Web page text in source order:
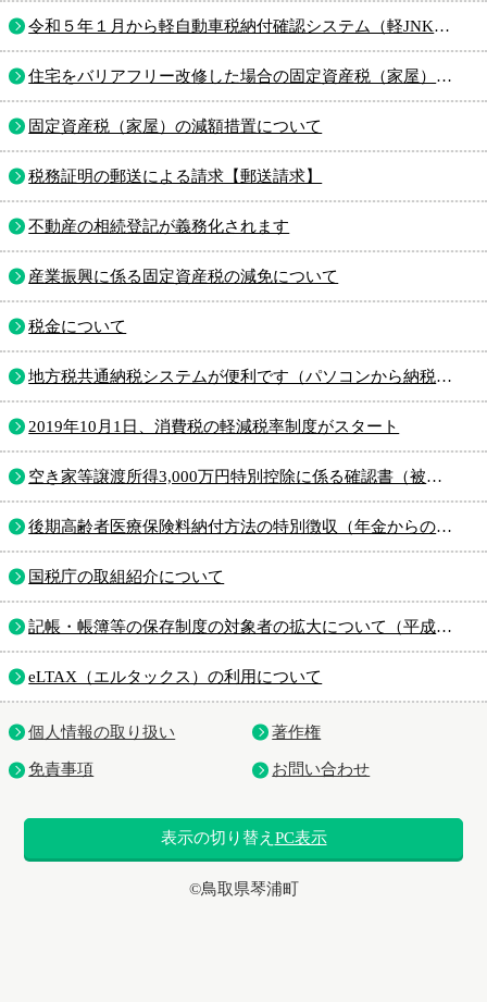
令和５年１月から軽自動車税納付確認システム（軽JNKS）が開始
住宅をバリアフリー改修した場合の固定資産税（家屋）減額措置について
固定資産税（家屋）の減額措置について
税務証明の郵送による請求【郵送請求】
不動産の相続登記が義務化されます
産業振興に係る固定資産税の減免について
税金について
地方税共通納税システムが便利です（パソコンから納税できます）
2019年10月1日、消費税の軽減税率制度がスタート
空き家等譲渡所得3,000万円特別控除に係る確認書（被相続人居住用家屋等確認書）の交付について
後期高齢者医療保険料納付方法の特別徴収（年金からの引き落とし）から口座振替の変更について
国税庁の取組紹介について
記帳・帳簿等の保存制度の対象者の拡大について（平成２６年１月から）
eLTAX（エルタックス）の利用について
個人情報の取り扱い 著作権
免責事項 お問い合わせ
表示の切り替え PC表示
©鳥取県琴浦町